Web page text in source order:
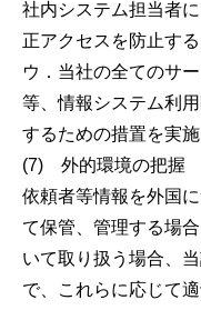
社内システム担当者
正アクセスを防止す
ウ．当社の全てのサ
等、情報システム利
するための措置を実施
(7) 外的環境の把握
依頼者等情報を外国
て保管、管理する場
いて取り扱う場合、
で、これらに応じて